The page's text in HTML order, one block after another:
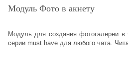
Модуль Фото в акнету
Модуль для создания фотогалереи
серии must have для любого чата.